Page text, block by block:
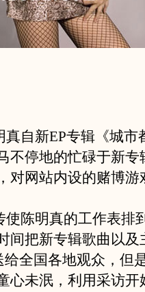
自新EP专辑《城市
不停地的忙碌于新专
对网站内设的赌博游
陈明真的工作表排
间把新专辑歌曲以及
全国各地观众，但
心未泯，利用采访开